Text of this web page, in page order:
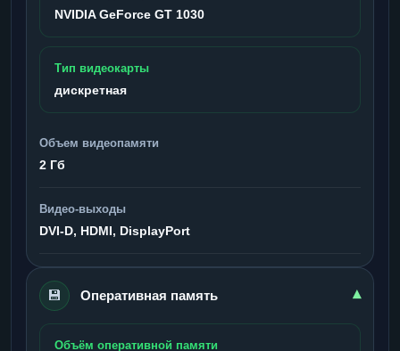
NVIDIA GeForce GT 1030
Тип видеокарты
дискретная
Объем видеопамяти
2 Гб
Видео-выходы
DVI-D, HDMI, DisplayPort
💾 Оперативная память ▾
Объём оперативной памяти